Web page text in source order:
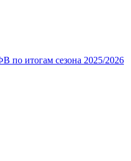
по итогам сезона 2025/2026